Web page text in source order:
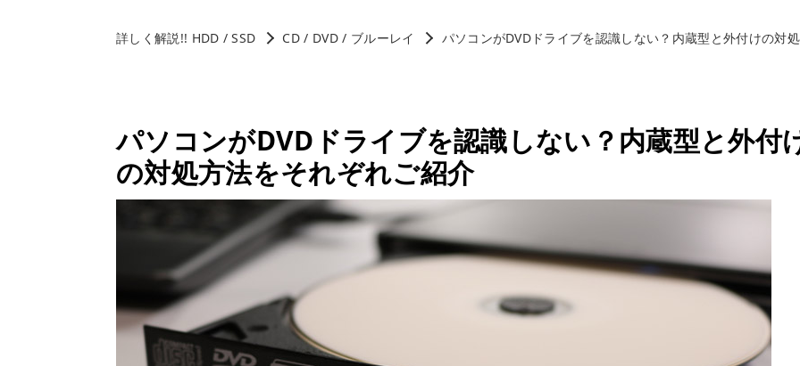
詳しく解説!! HDD / SSD CD / DVD / ブルーレイ パソコンがDVDドライブを認識しない？内蔵型と外付けの対
パソコンがDVDドライブを認識しない？内蔵型と外付
の対処方法をそれぞれご紹介